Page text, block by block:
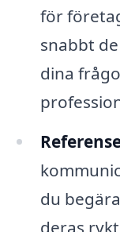
för
snabbt
dina
du
deras